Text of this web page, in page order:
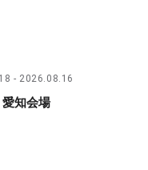
2026.08.16
知会場